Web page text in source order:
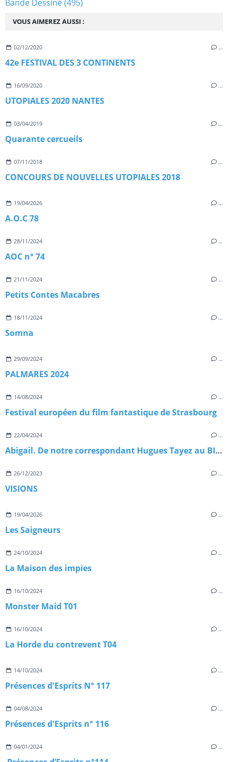
VOUS AIMEREZ AUSSI :
02/12/2020 …
42e FESTIVAL DES 3 CONTINENTS
16/09/2020 …
UTOPIALES 2020 NANTES
03/04/2019 …
Quarante cercueils
07/11/2018 …
CONCOURS DE NOUVELLES UTOPIALES 2018
19/04/2026 …
A.O.C 78
28/11/2024 …
AOC n° 74
21/11/2024 …
Petits Contes Macabres
18/11/2024 …
Somna
29/09/2024 …
PALMARES 2024
14/08/2024 …
Festival européen du film fantastique de Strasbourg
22/04/2024 …
Abigail. De notre correspondant Hugues Tayez au BIFFF 2024
26/12/2023 …
VISIONS
19/04/2026 …
Les Saigneurs
24/10/2024 …
La Maison des impies
16/10/2024 …
Monster Maid T01
16/10/2024 …
La Horde du contrevent T04
14/10/2024 …
Présences d'Esprits N° 117
04/08/2024 …
Présences d'Esprits n° 116
04/01/2024 …
Bande Dessiné(495)